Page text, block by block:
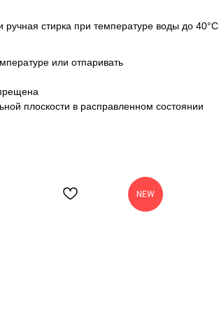
ручная стирка при температуре воды до 40°C
или отпаривать
плоскости в расправленном состоянии
NEW